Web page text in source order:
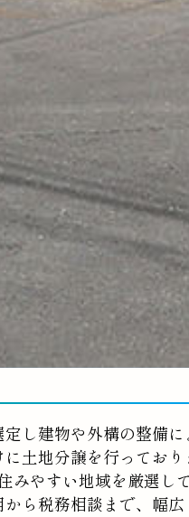
し建物や外構の整備に
土地分譲を行っており
やすい地域を厳選し
ら税務相談まで、幅広